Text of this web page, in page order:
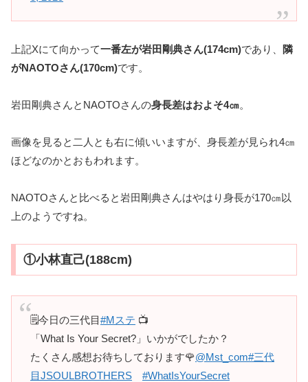
上記Xにて向かって一番左が岩田剛典さん(174cm)であり、
隣
がNAOTOさん(170cm)です。
岩田剛典さんとNAOTOさんの身長差はおよそ4㎝。
画像を見ると二人とも右に傾いいますが、身長差が見られ4㎝
ほどなのかとおもわれます。
NAOTOさんと比べると岩田剛典さんはやはり身長が170㎝以
上のようですね。
①小林直己(188cm)
🗒️今日の三代目#Mステ 📺
「What Is Your Secret?」いかがでしたか？
たくさん感想お待ちしております🌹@Mst_com#三代
目JSOULBROTHERS
#WhatIsYourSecret